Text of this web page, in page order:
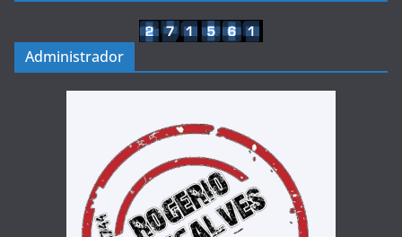
Administrador